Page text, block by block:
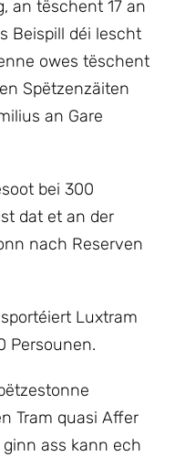
an tëschent 17 an
Beispill déi lescht
owes tëschent
Spëtzenzäiten
an Gare
bei 300
dat et an der
nach Reserven
Luxtram
Persounen.
Tram quasi Affer
ass kann ech